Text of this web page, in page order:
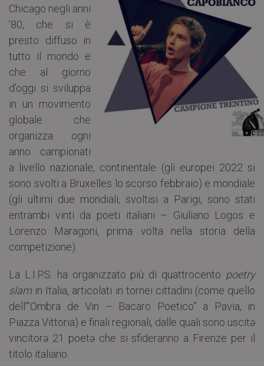
Chicago negli anni
’80, che si è
presto diffuso in
tutto il mondo e
che al giorno
d’oggi si sviluppa
in un movimento
globale che
organizza ogni
anno campionati
a livello nazionale, continentale (gli europei 2022 si
sono svolti a Bruxelles lo scorso febbraio) e mondiale
(gli ultimi due mondiali, svoltisi a Parigi, sono stati
entrambi vinti da poeti italiani – Giuliano Logos e
Lorenzo Maragoni, prima volta nella storia della
competizione).
La L.I.P.S. ha organizzato più di quattrocento poetry
slamin Italia, articolati in tornei cittadini (come quello
dell'”Ombra de Vin – Bacaro Poetico” a Pavia, in
Piazza Vittoria) e finali regionali, dalle quali sono uscitə
vincitorə 21 poetə che si sfideranno a Firenze per il
titolo italiano.